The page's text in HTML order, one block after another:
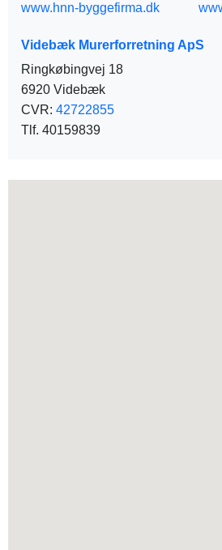
www.hnn-byggefirma.dk
Videbæk Murerforretning ApS
Ringkøbingvej 18
6920 Videbæk
CVR: 42722855
Tlf. 40159839